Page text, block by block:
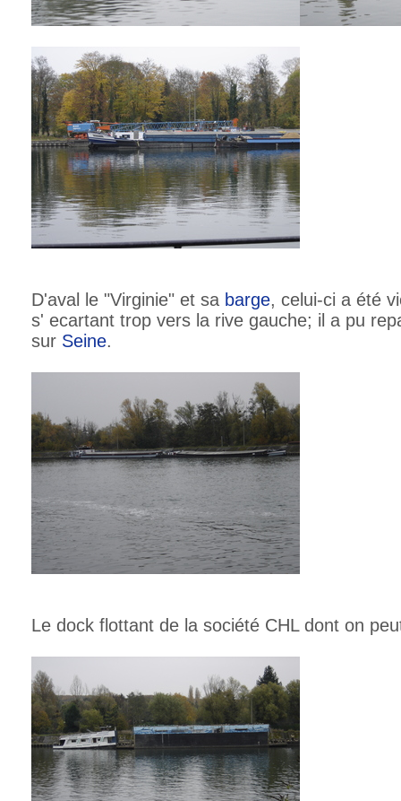
D'aval le "Virginie" et sa barge, celui-ci a été
s' ecartant trop vers la rive gauche; il a pu
sur Seine.
Le dock flottant de la société CHL dont on